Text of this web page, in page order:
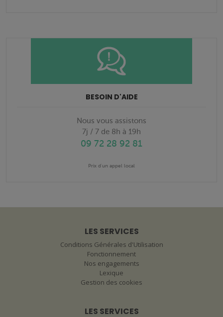
BESOIN D'AIDE
Nous vous assistons
7j / 7 de 8h à 19h
09 72 28 92 81
Prix d'un appel local
LES SERVICES
Conditions Générales d'Utilisation
Fonctionnement
Nos engagements
Lexique
Gestion des cookies
LES SERVICES